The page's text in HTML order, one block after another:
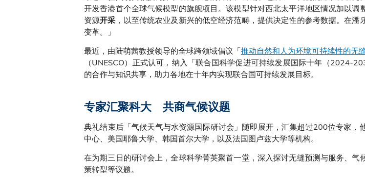
开发香港首个全球气候模型的旗舰项目。该模型针对西北太平洋地区情况加以调
资源开采 ，以至传统农业及新兴的低空经济范畴，提供决定性的参考数据。在
变革。」
最近，由陆萌茜教授领导的全球跨领域倡议「推动自然和人为环境可持续性的无
（UNESCO）正式认可，纳入「联合国科学促进可持续发展国际十年（2024-
的合作与知识共享，助力各地在十年内实现联合国可持续发展目标。
专家汇聚科大 共商气候议题
典礼结束后「气候天气与水资源国际研讨会」随即展开，汇集超过200位专家
中心、美国耶鲁大学、韩国首尔大学，以及法国图卢兹大学等机构。
在为期三日的研讨会上，全球科学菁英聚首一堂，深入探讨无缝预测与服务、
策转型等议题。